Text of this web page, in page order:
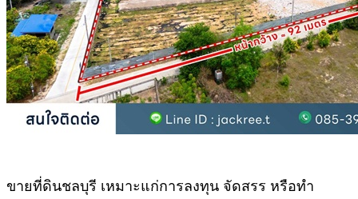
ขายที่ดินชลบุรี เหมาะแก่การลงทุน จัดสรร หรือทำ